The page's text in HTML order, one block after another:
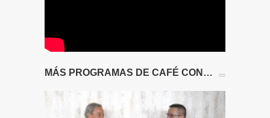
MÁS PROGRAMAS DE CAFÉ CON…